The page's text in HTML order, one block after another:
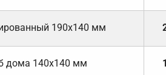
190х140 мм
дома 140х140 мм